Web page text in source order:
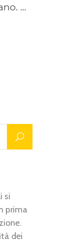
si
prima
dei